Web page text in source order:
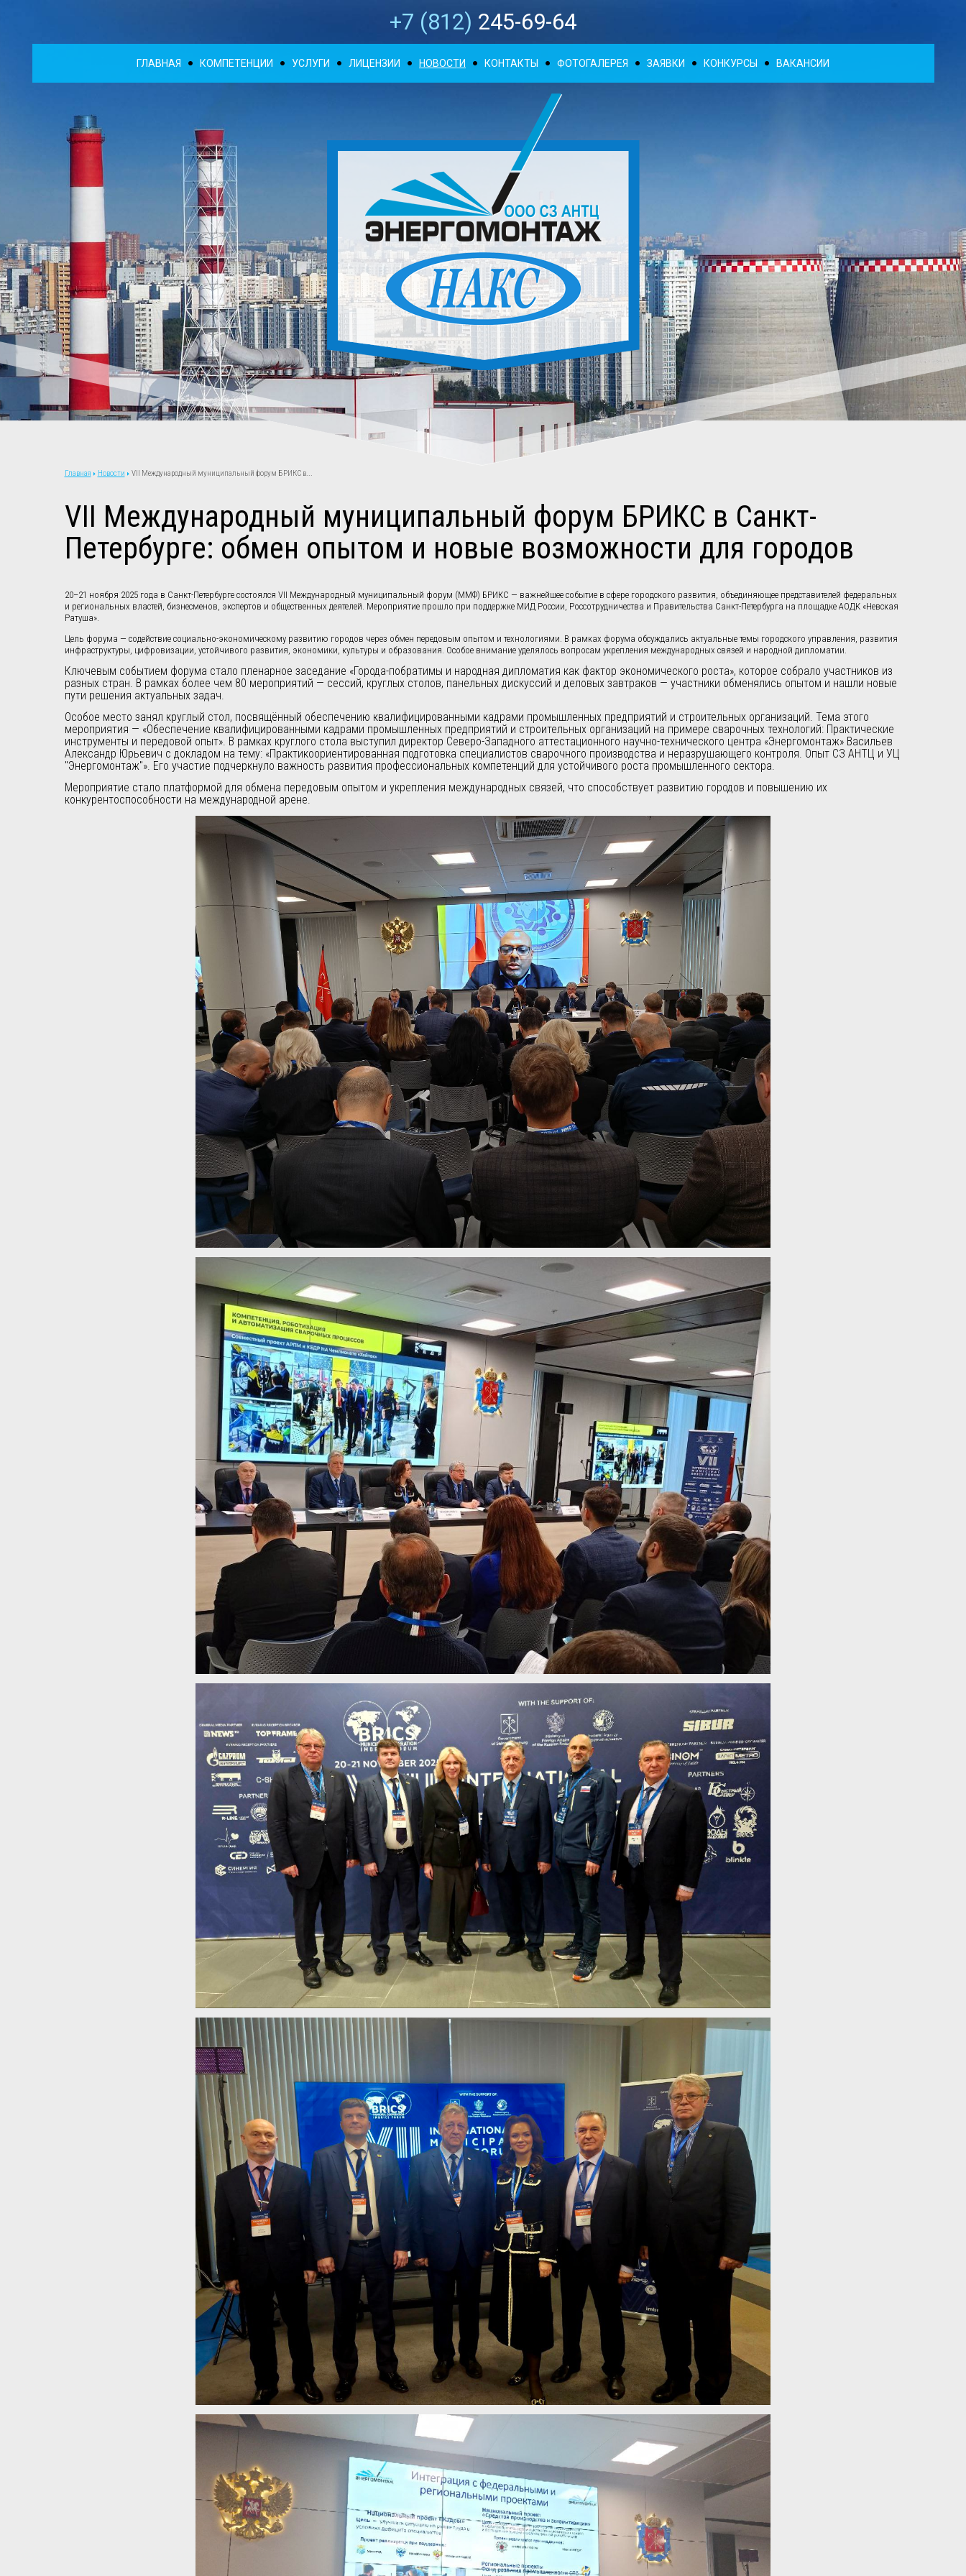
+7 (812) 245-69-64
ГЛАВНАЯ КОМПЕТЕНЦИИ УСЛУГИ ЛИЦЕНЗИИ НОВОСТИ КОНТАКТЫ ФОТОГАЛЕРЕЯ ЗАЯВКИ КОНКУРСЫ ВАКАНСИИ
Главная Новости VII Международный муниципальный форум БРИКС в...
VII Международный муниципальный форум БРИКС в Санкт-
Петербурге: обмен опытом и новые возможности для городов
20–21 ноября 2025 года в Санкт-Петербурге состоялся VII Международный муниципальный форум (ММФ) БРИКС — важнейшее событие в сфере городского развития, объединяющее представителей федеральных
и региональных властей, бизнесменов, экспертов и общественных деятелей. Мероприятие прошло при поддержке МИД России, Россотрудничества и Правительства Санкт-Петербурга на площадке АОДК «Невская
Ратуша».
Цель форума — содействие социально-экономическому развитию городов через обмен передовым опытом и технологиями. В рамках форума обсуждались актуальные темы городского управления, развития
инфраструктуры, цифровизации, устойчивого развития, экономики, культуры и образования. Особое внимание уделялось вопросам укрепления международных связей и народной дипломатии.
Ключевым событием форума стало пленарное заседание «Города-побратимы и народная дипломатия как фактор экономического роста», которое собрало участников из
разных стран. В рамках более чем 80 мероприятий — сессий, круглых столов, панельных дискуссий и деловых завтраков — участники обменялись опытом и нашли новые
пути решения актуальных задач.
Особое место занял круглый стол, посвящённый обеспечению квалифицированными кадрами промышленных предприятий и строительных организаций. Тема этого
мероприятия — «Обеспечение квалифицированными кадрами промышленных предприятий и строительных организаций на примере сварочных технологий: Практические
инструменты и передовой опыт». В рамках круглого стола выступил директор Северо-Западного аттестационного научно-технического центра «Энергомонтаж» Васильев
Александр Юрьевич с докладом на тему: «Практикоориентированная подготовка специалистов сварочного производства и неразрушающего контроля. Опыт СЗ АНТЦ и УЦ
"Энергомонтаж"». Его участие подчеркнуло важность развития профессиональных компетенций для устойчивого роста промышленного сектора.
Мероприятие стало платформой для обмена передовым опытом и укрепления международных связей, что способствует развитию городов и повышению их
конкурентоспособности на международной арене.